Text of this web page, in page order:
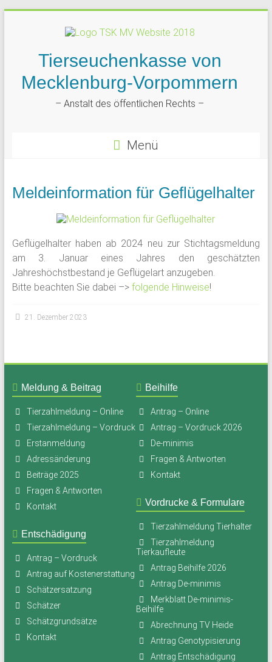
Tierseuchenkasse von
Mecklenburg-Vorpommern
– Anstalt des öffentlichen Rechts –
Menü
Meldeinformation für Geflügelhalter
Geflügelhalter haben ab 2024 neu zur Stichtagsmeldung
am 3. Januar eines Jahres den geschätzten
Jahreshöchstbestand je Geflügelart anzugeben.
Bitte beachten Sie dabei –> folgende Hinweise!
21. Dezember 2023
Meldung & Beitrag
Tierzahlmeldung – Online
Tierzahlmeldung – Vordruck
Erstanmeldung
Adressänderung
Beiträge 2025
Fragen & Antworten
Kontakt
Entschädigung
Antrag – Vordruck
Antrag auf Kostenerstattung
Schätzersatzung
Schätzer
Schätzgrundsätze
Kontakt
Beihilfe
Antrag – Online
Antrag – Vordruck 2026
De-minimis
Fragen & Antworten
Kontakt
Vordrucke & Formulare
Tierzahlmeldung Tierhalter
Tierzahlmeldung
Tierkaufleute
Antrag Beihilfe 2026
Antrag De-minimis
Merkblatt De-minimis-
Beihilfe
Abrechnung TV Heide
Antrag Genotypisierung
Antrag Entschädigung